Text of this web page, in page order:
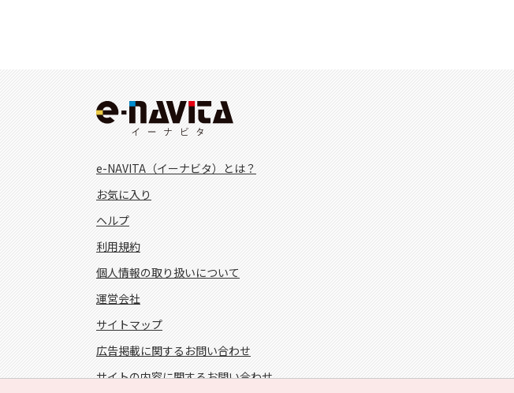
e-NAVITA（イーナビタ）とは？
お気に入り
ヘルプ
利用規約
個人情報の取り扱いについて
運営会社
サイトマップ
広告掲載に関するお問い合わせ
サイトの内容に関するお問い合わせ